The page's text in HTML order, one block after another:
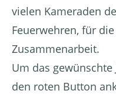
vielen Kameraden
Feuerwehren, für
Zusammenarbeit.
Um das
den roten Button